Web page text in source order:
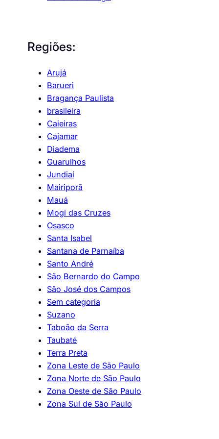
Regiões:
Arujá
Barueri
Bragança Paulista
brasileira
Caieiras
Cajamar
Diadema
Guarulhos
Jundiaí
Mairiporã
Mauá
Mogi das Cruzes
Osasco
Santa Isabel
Santana de Parnaíba
Santo André
São Bernardo do Campo
São José dos Campos
Sem categoria
Suzano
Taboão da Serra
Taubaté
Terra Preta
Zona Leste de São Paulo
Zona Norte de São Paulo
Zona Oeste de São Paulo
Zona Sul de São Paulo